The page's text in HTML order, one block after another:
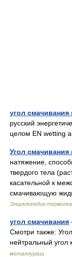
угол смачивания
русский
целом EN wetting
Угол смачивания
натяжение,
твердого тела
касательной к
смачивающую
Энциклопедия
угол смачивания
Смотри также:
нейтральный
металлургии